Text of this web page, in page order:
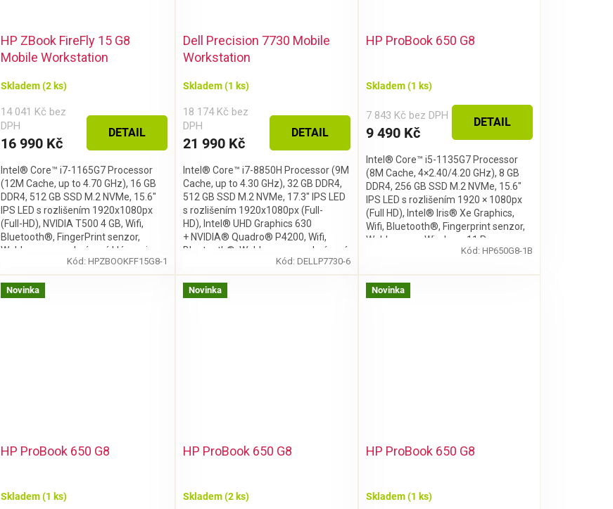
HP ZBook FireFly 15 G8
Mobile Workstation
Skladem(2 ks)
14 041 Kč bez
DPH
16 990 Kč
DETAIL
Intel® Core™ i7-1165G7 Processor
(12M Cache, up to 4.70 GHz), 16 GB
DDR4, 512 GB SSD M.2 NVMe, 15.6"
IPS LED s rozlišením 1920x1080px
(Full-HD), NVIDIA T500 4 GB, Wifi,
Bluetooth®, FingerPrint senzor,
Webkamera, podsvícená klávesnice,
bez mechaniky, Windows 11 Pro
Kód:HPZBOOKFF15G8-1
Dell Precision 7730 Mobile
Workstation
Skladem(1 ks)
18 174 Kč bez
DPH
21 990 Kč
DETAIL
Intel® Core™ i7-8850H Processor (9M
Cache, up to 4.30 GHz), 32 GB DDR4,
512 GB SSD M.2 NVMe, 17.3" IPS LED
s rozlišením 1920x1080px (Full-
HD), Intel® UHD Graphics 630
+ NVIDIA® Quadro® P4200, Wifi,
Bluetooth®, Webkamera, podsvícená
Kód: DELLP7730-6
HP ProBook 650 G8
Skladem(1 ks)
7 843 Kč bez DPH
9 490 Kč
DETAIL
Intel® Core™ i5-1135G7 Processor
(8M Cache, 4×2.40/4.20 GHz), 8 GB
DDR4, 256 GB SSD M.2 NVMe, 15.6″
IPS LED s rozlišením 1920 × 1080px
(Full HD), Intel® Iris® Xe Graphics,
Wifi, Bluetooth®, Fingerprint senzor,
Webkamera, Windows 11 Pro
Kód: HP650G8-1B
Novinka
HP ProBook 650 G8
Skladem(1 ks)
Novinka
HP ProBook 650 G8
Skladem(2 ks)
Novinka
HP ProBook 650 G8
Skladem(1 ks)
newsletteru a voucher